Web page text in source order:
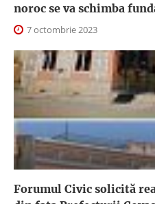
noroc se va schimba
7 octombrie 2023
Forumul Civic solicită